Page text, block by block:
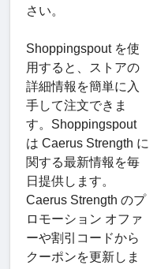
さい。
Shoppingspout を使
用すると、ストアの
詳細情報を簡単に入
手して注文できま
す。Shoppingspout
は Caerus Strength に
関する最新情報を毎
日提供します。
Caerus Strength のプ
ロモーション オファ
ーや割引コードから
クーポンを更新しま